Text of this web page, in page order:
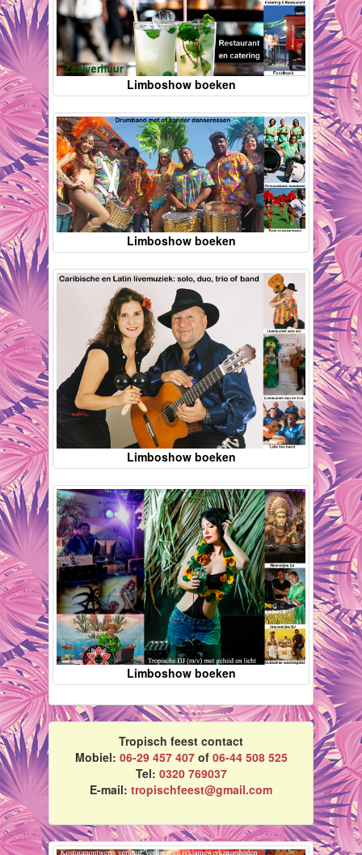
Limboshow boeken
Limboshow boeken
Limboshow boeken
Limboshow boeken
Tropisch feest contact
Mobiel: 06-29 457 407of 06-44 508 525
Tel: 0320 769037
E-mail: tropischfeest@gmail.com